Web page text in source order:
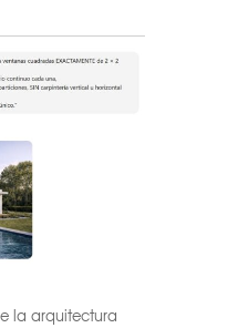
la arquitectura